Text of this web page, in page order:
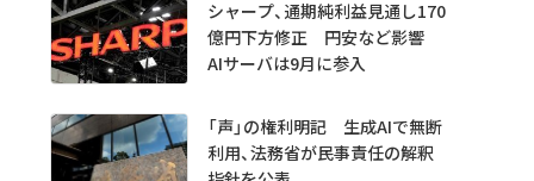
シャープ、通期純利益見通し170
億円下方修正 円安など影響
AIサーバは9月に参入
「声」の権利明記 生成AIで無断
利用、法務省が民事責任の解釈